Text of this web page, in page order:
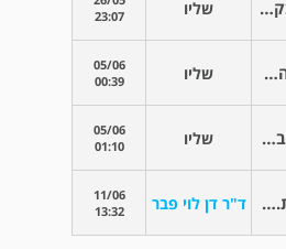
אף אחד? בבקשה התייחסות שליו
23:07
נסיון אחרון. האם זה נשמע לבבי? שליו
05/06
00:39
עדכון-CPK גבוה מאוד! שליו
05/06
01:10
עדיין מועקות. אשמח להתייחסותך רק לרגע! ד"ר דן לוי פבר
11/06
13:32